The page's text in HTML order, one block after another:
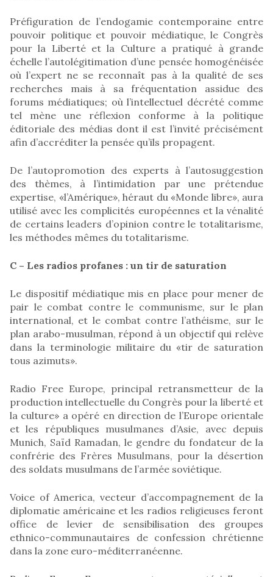
Préfiguration de l’endogamie contemporaine entre
pouvoir politique et pouvoir médiatique, le Congrès
pour la Liberté et la Culture a pratiqué à grande
échelle l’autolégitimation d’une pensée homogénéisée
où l’expert ne se reconnaît pas à la qualité de ses
recherches mais à sa fréquentation assidue des
forums médiatiques; où l’intellectuel décrété comme
tel mène une réflexion conforme à la politique
éditoriale des médias dont il est l’invité précisément
afin d’accréditer la pensée qu’ils propagent.
De l’autopromotion des experts à l’autosuggestion
des thèmes, à l’intimidation par une prétendue
expertise, «l’Amérique», héraut du «Monde libre», aura
utilisé avec les complicités européennes et la vénalité
de certains leaders d’opinion contre le totalitarisme,
les méthodes mêmes du totalitarisme.
C – Les radios profanes : un tir de saturation
Le dispositif médiatique mis en place pour mener de
pair le combat contre le communisme, sur le plan
international, et le combat contre l’athéisme, sur le
plan arabo-musulman, répond à un objectif qui relève
dans la terminologie militaire du «tir de saturation
tous azimuts».
Radio Free Europe, principal retransmetteur de la
production intellectuelle du Congrès pour la liberté et
la culture» a opéré en direction de l’Europe orientale
et les républiques musulmanes d’Asie, avec depuis
Munich, Saïd Ramadan, le gendre du fondateur de la
confrérie des Frères Musulmans, pour la désertion
des soldats musulmans de l’armée soviétique.
Voice of America, vecteur d’accompagnement de la
diplomatie américaine et les radios religieuses feront
office de levier de sensibilisation des groupes
ethnico-communautaires de confession chrétienne
dans la zone euro-méditerranéenne.